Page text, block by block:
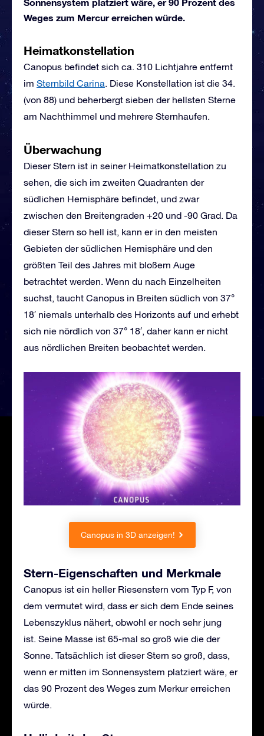
Weges zum Mercur erreichen würde.
Heimatkonstellation
Canopus befindet sich ca. 310 Lichtjahre entfernt
im Sternbild Carina. Diese Konstellation ist die 34.
(von 88) und beherbergt sieben der hellsten Sterne
am Nachthimmel und mehrere Sternhaufen.
Überwachung
Dieser Stern ist in seiner Heimatkonstellation zu
sehen, die sich im zweiten Quadranten der
südlichen Hemisphäre befindet, und zwar
zwischen den Breitengraden +20 und -90 Grad. Da
dieser Stern so hell ist, kann er in den meisten
Gebieten der südlichen Hemisphäre und den
größten Teil des Jahres mit bloßem Auge
betrachtet werden. Wenn du nach Einzelheiten
suchst, taucht Canopus in Breiten südlich von 37°
18′ niemals unterhalb des Horizonts auf und erhebt
sich nie nördlich von 37° 18′, daher kann er nicht
aus nördlichen Breiten beobachtet werden.
Canopus in 3D anzeigen!
Stern-Eigenschaften und Merkmale
Canopus ist ein heller Riesenstern vom Typ F, von
dem vermutet wird, dass er sich dem Ende seines
Lebenszyklus nähert, obwohl er noch sehr jung
ist. Seine Masse ist 65-mal so groß wie die der
Sonne. Tatsächlich ist dieser Stern so groß, dass,
wenn er mitten im Sonnensystem platziert wäre, er
das 90 Prozent des Weges zum Merkur erreichen
würde.